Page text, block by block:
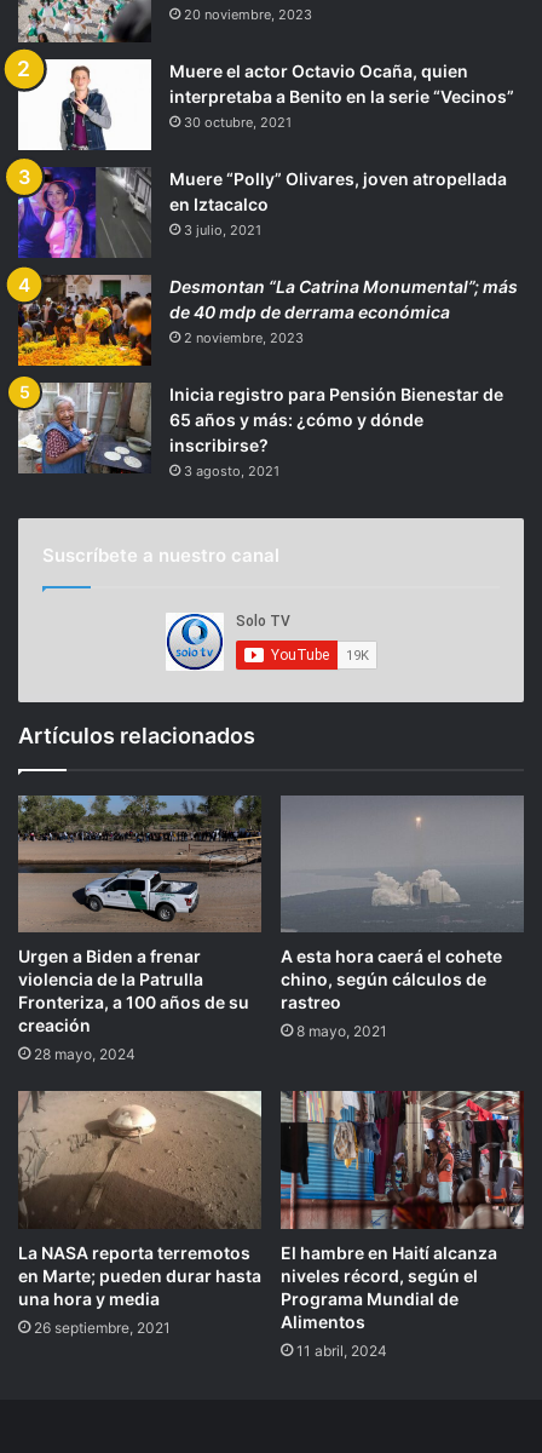
20 noviembre, 2023
Muere el actor Octavio Ocaña, quien
interpretaba a Benito en la serie “Vecinos”
30 octubre, 2021
Muere “Polly” Olivares, joven atropellada
en Iztacalco
3 julio, 2021
Desmontan “La Catrina Monumental”; más
de 40 mdp de derrama económica
2 noviembre, 2023
Inicia registro para Pensión Bienestar de
65 años y más: ¿cómo y dónde
inscribirse?
3 agosto, 2021
Suscríbete a nuestro canal
Artículos relacionados
Urgen a Biden a frenar
violencia de la Patrulla
Fronteriza, a 100 años de su
creación
28 mayo, 2024
A esta hora caerá el cohete
chino, según cálculos de
rastreo
8 mayo, 2021
La NASA reporta terremotos
en Marte; pueden durar hasta
una hora y media
26 septiembre, 2021
El hambre en Haití alcanza
niveles récord, según el
Programa Mundial de
Alimentos
11 abril, 2024